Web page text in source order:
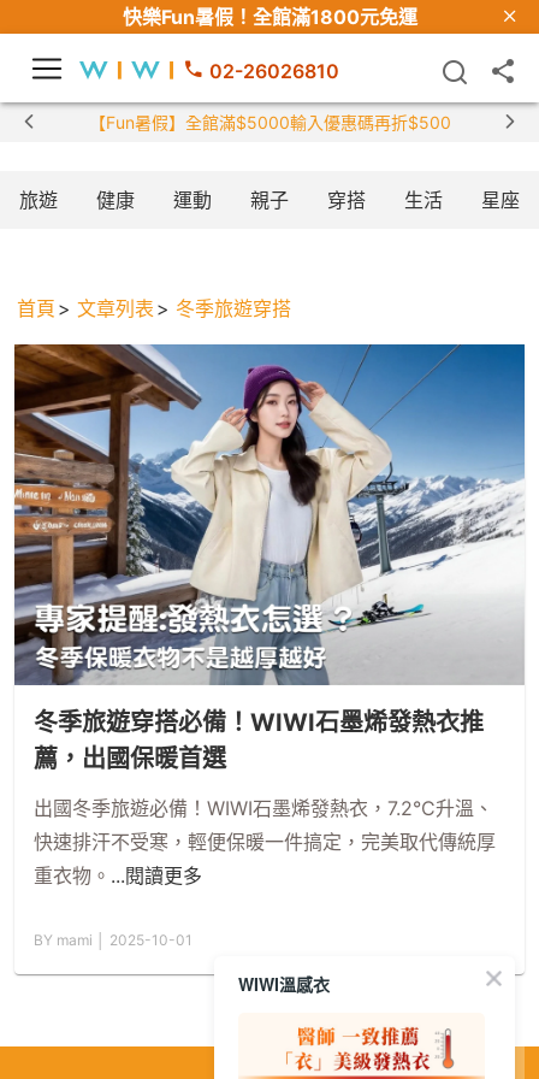
快樂Fun暑假！ 全館滿1800元免運
02-26026810
【Fun暑假】全館滿$5000輸入優惠碼再折$500
旅遊 健康 運動 親子 穿搭 生活 星座
首頁 文章列表 冬季旅遊穿搭
冬季旅遊穿搭必備！WIWI石墨烯發熱衣推
薦，出國保暖首選
出國冬季旅遊必備！WIWI石墨烯發熱衣，7.2°C升溫、
快速排汗不受寒，輕便保暖一件搞定，完美取代傳統厚
重衣物。 ...閱讀更多
BY mami │ 2025-10-01
WIWI溫感衣